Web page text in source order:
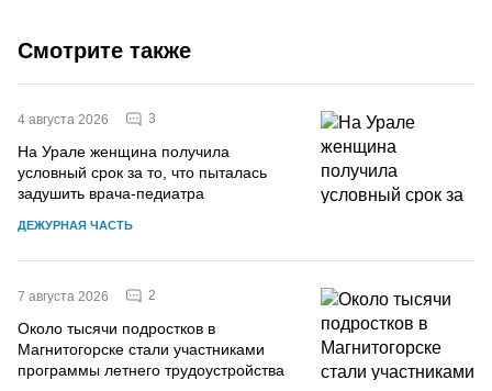
Смотрите также
4 августа 2026 3
На Урале женщина получила
условный срок за то, что пыталась
задушить врача-педиатра
ДЕЖУРНАЯ ЧАСТЬ
7 августа 2026 2
Около тысячи подростков в
Магнитогорске стали участниками
программы летнего трудоустройства